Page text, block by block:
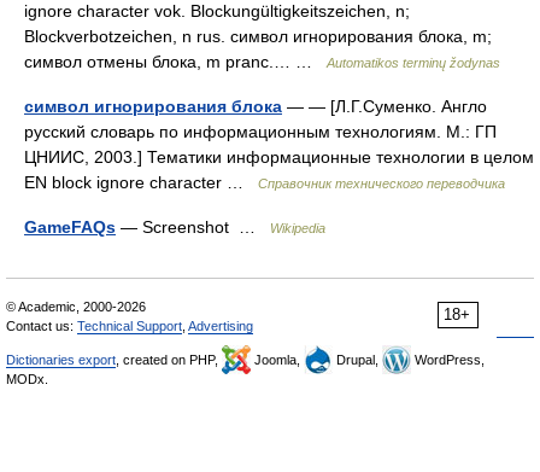
ignore character vok. Blockungültigkeitszeichen, n;
Blockverbotzeichen, n rus. символ игнорирования блока, m;
символ отмены блока, m pranc.… …
Automatikos terminų žodynas
символ игнорирования блока — — [Л.Г.Суменко. Англо
русский словарь по информационным технологиям. М.: ГП
ЦНИИС, 2003.] Тематики информационные технологии в целом
EN block ignore character …
Справочник технического переводчика
GameFAQs — Screenshot … Wikipedia
18+
© Academic, 2000-2026
Contact us: Technical Support Advertising
Dictionaries export , created on PHP, Joomla, Drupal,
WordPress,
MODx.